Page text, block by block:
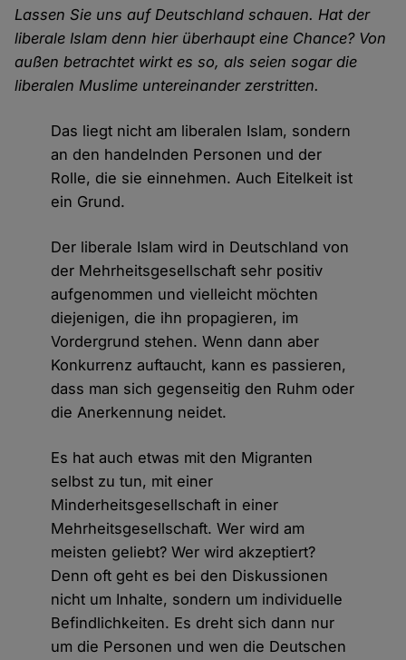
Lassen Sie uns auf Deutschland schauen. Hat der
liberale Islam denn hier überhaupt eine Chance? Von
außen betrachtet wirkt es so, als seien sogar die
liberalen Muslime untereinander zerstritten.
Das liegt nicht am liberalen Islam, sondern
an den handelnden Personen und der
Rolle, die sie einnehmen. Auch Eitelkeit ist
ein Grund.
Der liberale Islam wird in Deutschland von
der Mehrheitsgesellschaft sehr positiv
aufgenommen und vielleicht möchten
diejenigen, die ihn propagieren, im
Vordergrund stehen. Wenn dann aber
Konkurrenz auftaucht, kann es passieren,
dass man sich gegenseitig den Ruhm oder
die Anerkennung neidet.
Es hat auch etwas mit den Migranten
selbst zu tun, mit einer
Minderheitsgesellschaft in einer
Mehrheitsgesellschaft. Wer wird am
meisten geliebt? Wer wird akzeptiert?
Denn oft geht es bei den Diskussionen
nicht um Inhalte, sondern um individuelle
Befindlichkeiten. Es dreht sich dann nur
um die Personen und wen die Deutschen